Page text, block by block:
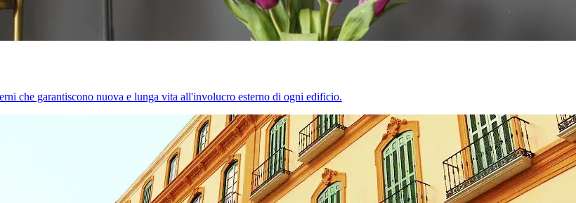
che garantiscono nuova e lunga vita all'involucro esterno di ogni edificio.